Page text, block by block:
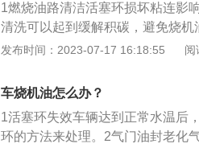
重，不仅会堵塞三元催化孔，造成
的情况。汽车烧机油大修发动机；
油封，镗缸、其实就是拆解发动机
1燃烧油路清洁活塞环损坏粘连影
清洗可以起到缓解积碳，避免烧
油添加剂可以缓解积碳的产生，同
发布时间：2023-07-17 16:18:55 阅
车烧机油怎么办？
1活塞环失效车辆达到正常水温后
环的方法来处理。2气门油封老化